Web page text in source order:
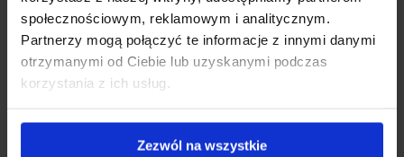
społecznościowym, reklamowym i analitycznym.
Partnerzy mogą połączyć te informacje z innymi danymi
otrzymanymi od Ciebie lub uzyskanymi podczas
korzystania z ich usług.
Zezwól na wszystkie
5.0 (236) Bewertungen auf Natu.Care